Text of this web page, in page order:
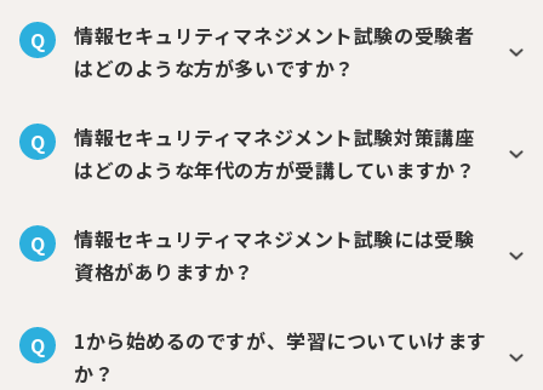
Q
情報セキュリティマネジメント試験の受験者
はどのような方が多いですか？
Q
情報セキュリティマネジメント試験対策講座
はどのような年代の方が受講していますか？
Q
情報セキュリティマネジメント試験には受験
資格がありますか？
Q
1から始めるのですが、学習についていけます
か？